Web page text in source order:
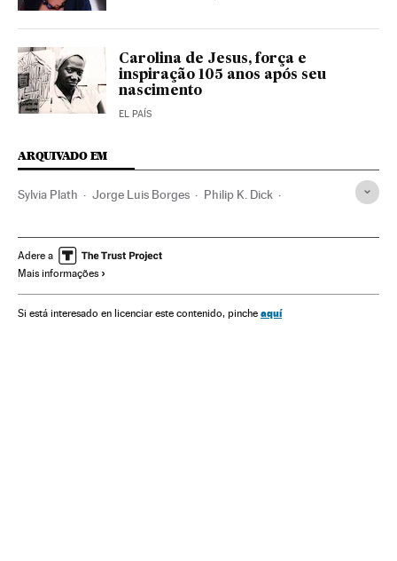
Carolina de Jesus, força e
inspiração 105 anos após seu
nascimento
EL PAÍS
ARQUIVADO EM
Sylvia Plath Jorge Luis Borges Philip K. Dick
Adere a
Mais informações
Si está interesado en licenciar este contenido, pinche aquí